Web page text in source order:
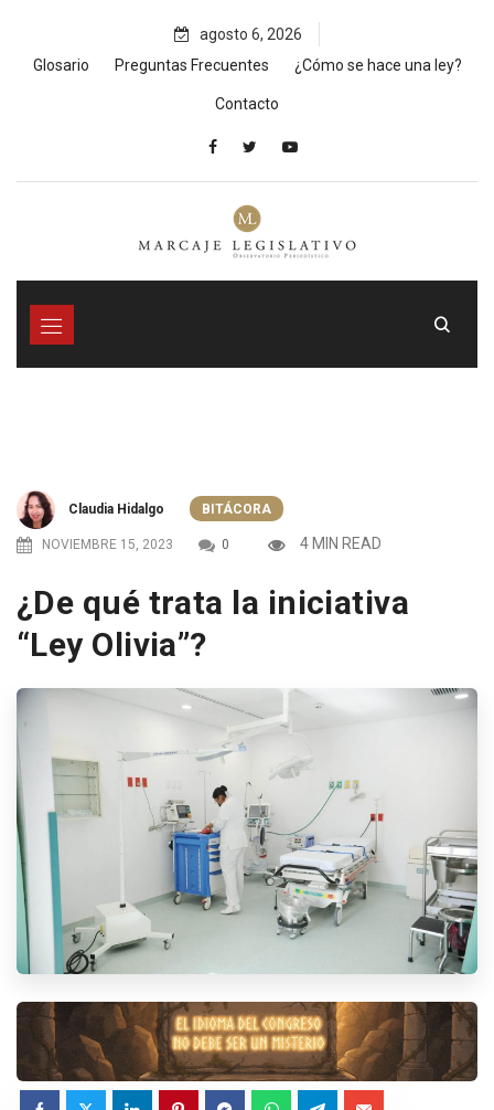
content
agosto 6, 2026
Glosario
Preguntas Frecuentes ¿Cómo se hace una ley?
Contacto
Claudia Hidalgo BITÁCORA
NOVIEMBRE 15, 2023 0 4 MIN READ
¿De qué trata la iniciativa
“Ley Olivia”?